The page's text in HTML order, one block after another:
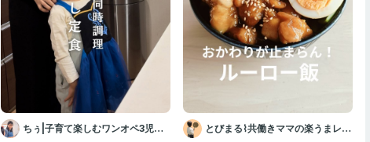
ちぅ|子育て楽しむワンオペ3児マ
とびまる⌇共働きママの楽うまレシ